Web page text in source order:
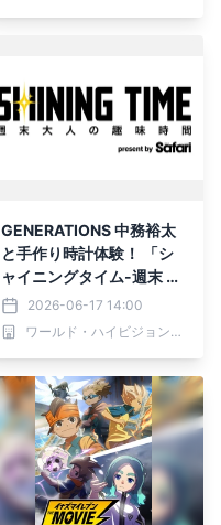
GENERATIONS 中務裕太
と手作り時計体験！ 「シ
ャイニングタイム-週末 大
人の趣味時間-」 6月18日
（木）夕方6時30分～ BS1
2 トゥエルビで全国無料放
2026-06-17 14:00
ワールド・ハイビジョン・チャンネル株式会社